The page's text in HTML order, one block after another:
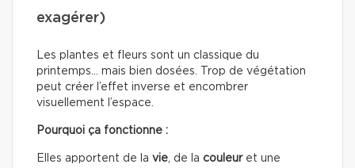
exagérer)
Les plantes et fleurs sont un classique du
printemps… mais bien dosées. Trop de végétation
peut créer l’effet inverse et encombrer
visuellement l’espace.
Pourquoi ça fonctionne :
Elles apportent de la vie, de la couleuret une